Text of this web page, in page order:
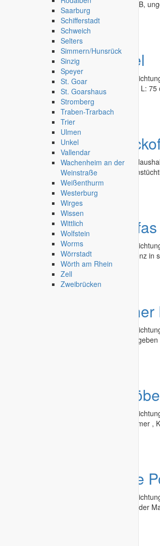
Saarburg
Schifferstadt
Schweich
Selters
Simmern/Hunsrück
Sinzig
Speyer
St. Goar
St. Goarshaus
Stromberg
Traben-Trarbach
Trier
Ulmen
Unkel
Vallendar
Wachenheim an der
Weinstraße
Weißenthurm
Westerburg
Wirges
Wissen
Wittlich
Wolfstein
Worms
Wörrstadt
Wörth am Rhein
Zell
Zweibrücken
biete mobile Daten-Flat S bei 1 & 1, 10 GB,
16.11.2025
AngebotKleinmöbel
Second Hand - Flohmarkt
Möbel &
kl. Eichenschränkchen mit 2 Schubladen, L:
26.09.2025
Angebot
Second Hand - Flohmarkt»Haushalt &
Einbaubackofen: Standardmaße,
- 17.07.2025
Angebot2
Second Hand - Flohmarkt
Möbel &
2 zweisitzige Leder-Sofas der Fa. Rolf Benz
15.06.2025
Möbel &
Komplette Badezimmer Einrichtung abzugeben
diverse
Möbel &
Verkaufe günstig Ess - Schlaf - Wohnzimmer ,
neuwertige
Möbel &
am 20.11.2024 gelieferte Polstergarnitur der